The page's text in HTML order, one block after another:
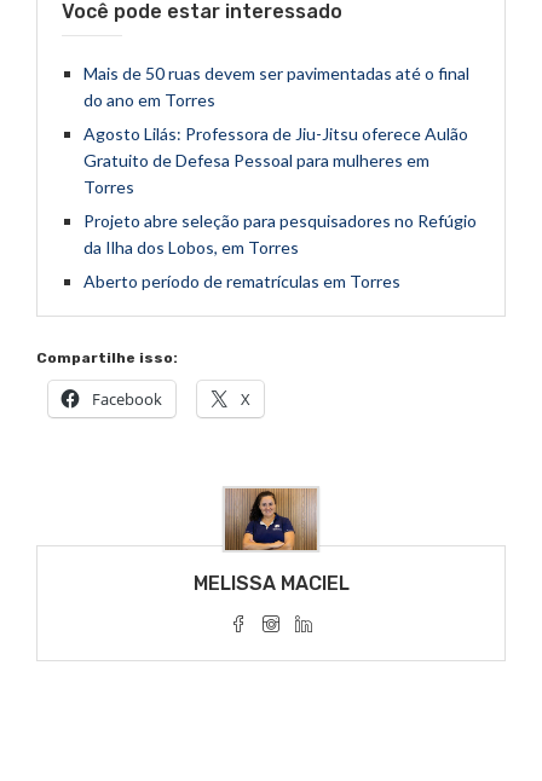
Você pode estar interessado
Mais de 50 ruas devem ser pavimentadas até o final
do ano em Torres
Agosto Lilás: Professora de Jiu-Jitsu oferece Aulão
Gratuito de Defesa Pessoal para mulheres em
Torres
Projeto abre seleção para pesquisadores no Refúgio
da Ilha dos Lobos, em Torres
Aberto período de rematrículas em Torres
Compartilhe isso:
Facebook X
MELISSA MACIEL